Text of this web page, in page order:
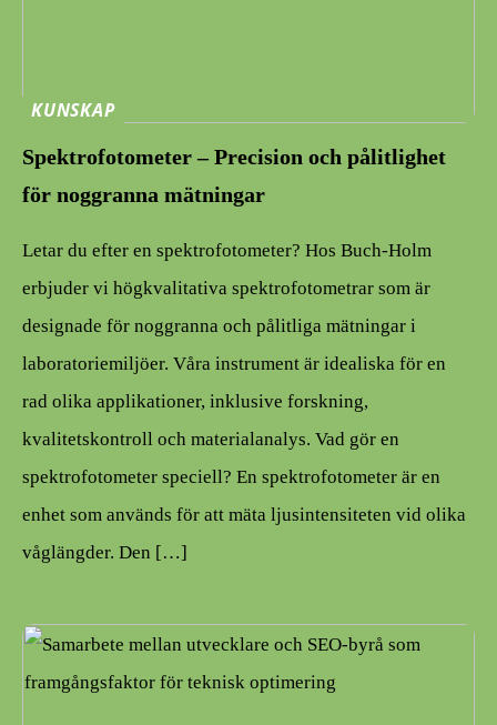
KUNSKAP
Spektrofotometer – Precision och pålitlighet
för noggranna mätningar
Letar du efter en spektrofotometer? Hos Buch-Holm
erbjuder vi högkvalitativa spektrofotometrar som är
designade för noggranna och pålitliga mätningar i
laboratoriemiljöer. Våra instrument är idealiska för en
rad olika applikationer, inklusive forskning,
kvalitetskontroll och materialanalys. Vad gör en
spektrofotometer speciell? En spektrofotometer är en
enhet som används för att mäta ljusintensiteten vid olika
våglängder. Den […]